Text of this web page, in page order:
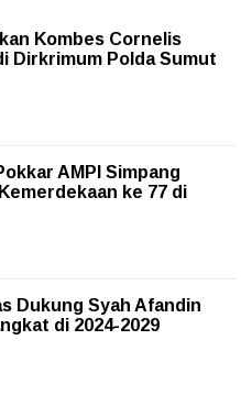
Kombes Cornelis
Dirkrimum Polda Sumut
AMPI Simpang
ke 77 di
Dukung Syah Afandin
di 2024-2029